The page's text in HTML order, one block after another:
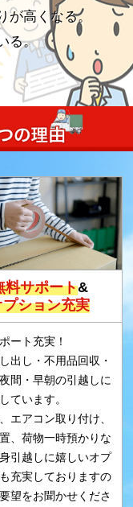
が高くなる。
る。
料サポート&
プション充実
ート充実！
出し・不用品回収・
間・早朝の引越しに
ています。
エアコン取り付け、
、荷物一時預かりな
引越しに嬉しいオプ
充実しておりますの
望をお聞かせくださ